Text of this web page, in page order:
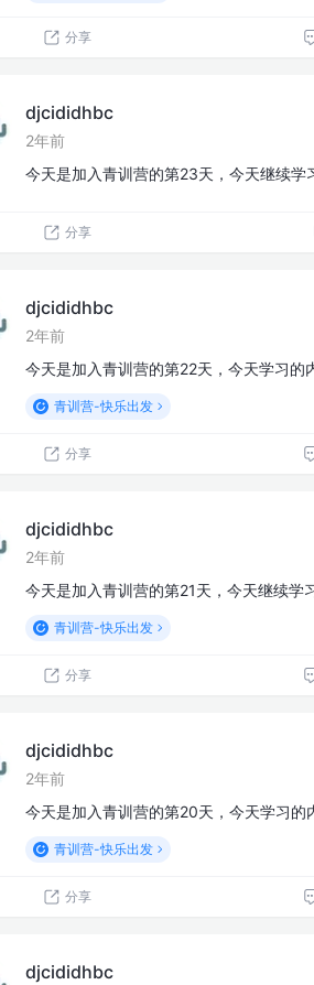
分享
djcididhbc
2年前
今天是加入青训营的第23天，今天继续学
分享
djcididhbc
2年前
今天是加入青训营的第22天，今天学习的
青训营-快乐出发
分享
djcididhbc
2年前
今天是加入青训营的第21天，今天继续学
青训营-快乐出发
分享
djcididhbc
2年前
今天是加入青训营的第20天，今天学习的
青训营-快乐出发
分享
djcididhbc